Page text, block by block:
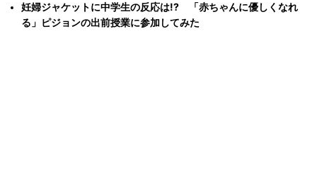
妊婦ジャケットに中学生の反応は!? 「赤ちゃんに優しくなれ
る」ピジョンの出前授業に参加してみた